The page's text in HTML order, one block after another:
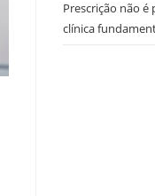
Prescrição não é
clínica